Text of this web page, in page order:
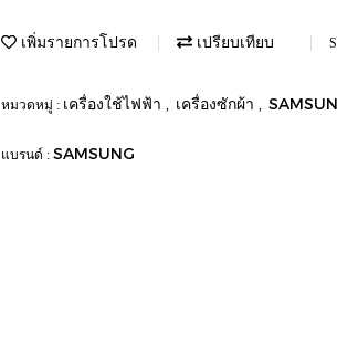
เพิ่มรายการโปรด เปรียบเทียบ
หมวดหมู่ : เครื่องใช้ไฟฟ้า เครื่องซักผ้า
แบรนด์ : SAMSUNG